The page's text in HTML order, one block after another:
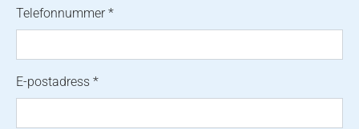
Telefonnummer*
E-postadress *